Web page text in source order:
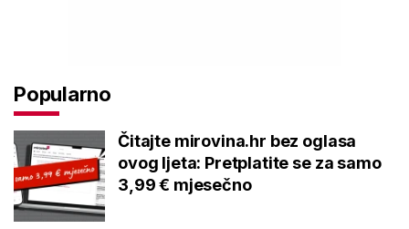
Popularno
Čitajte mirovina.hr bez oglasa
ovog ljeta: Pretplatite se za samo
3,99 € mjesečno